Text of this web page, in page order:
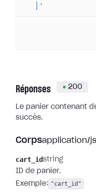
  ]'
Réponses 200
Le panier contenant
succès.
Corpsapplication/
cart_idstring
ID de panier.
Exemple: "cart_id"